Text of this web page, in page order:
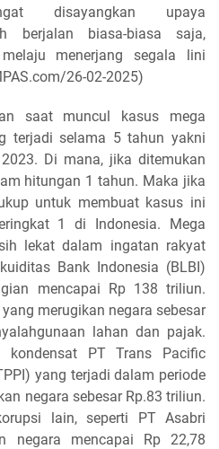
disayangkan upaya
berjalan biasa-biasa saja,
menerjang segala lini
26-02-2025)
saat muncul kasus mega
terjadi selama 5 tahun yakni
Di mana, jika ditemukan
hitungan 1 tahun. Maka jika
untuk membuat kasus ini
1 di Indonesia. Mega
lekat dalam ingatan rakyat
Bank Indonesia (BLBI)
mencapai Rp 138 triliun.
merugikan negara sebesar
lahan dan pajak.
kondensat PT Trans Pacific
yang terjadi dalam periode
negara sebesar Rp.83 triliun.
lain, seperti PT Asabri
negara mencapai Rp 22,78